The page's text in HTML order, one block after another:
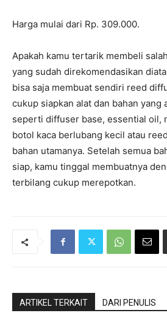
Harga mulai dari Rp. 309.000.
Apakah kamu tertarik membeli
yang sudah direkomendasikan
bisa saja membuat sendiri reed
cukup siapkan alat dan bahan yang
seperti diffuser base, essential oil,
botol kaca berlubang kecil atau
bahan utamanya. Setelah semua
siap, kamu tinggal membuatnya
terbilang cukup merepotkan.
ARTIKEL TERKAIT DARI PENULIS